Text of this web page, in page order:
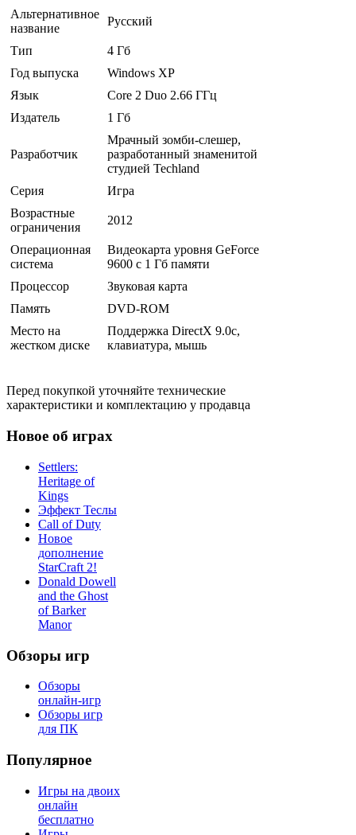
Альтернативное
название
Русский
Тип
4 Гб
Год выпуска
Windows XP
Язык
Core 2 Duo 2.66 ГГц
Издатель
1 Гб
Разработчик
Мрачный зомби-слешер,
разработанный знаменитой
студией Techland
Серия
Игра
Возрастные
ограничения
2012
Операционная
система
Видеокарта уровня GeForce
9600 с 1 Гб памяти
Процессор
Звуковая карта
Память
DVD-ROM
Место на
жестком диске
Поддержка DirectX 9.0c,
клавиатура, мышь
Перед покупкой уточняйте технические
характеристики и комплектацию у продавца
Новое об играх
Settlers:
Heritage of
Kings
Эффект Теслы
Call of Duty
Новое
дополнение
StarCraft 2!
Donald Dowell
and the Ghost
of Barker
Manor
Обзоры игр
Обзоры
онлайн-игр
Обзоры игр
для ПК
Популярное
Игры на двоих
онлайн
бесплатно